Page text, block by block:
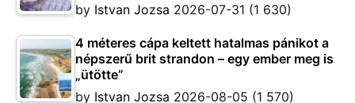
by Istvan Jozsa 2026-07-31 (1 630)
4 méteres cápa keltett hatalmas pánikot a
népszerű brit strandon – egy ember meg is
„ütötte”
by Istvan Jozsa 2026-08-05 (1 570)